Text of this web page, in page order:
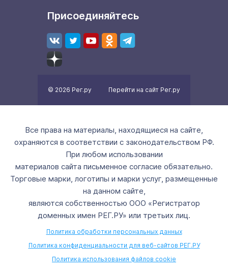
Присоединяйтесь
© 2026 Рег.ру Перейти на сайт Рег.ру
Все права на материалы, находящиеся на сайте,
охраняются в соответствии с законодательством РФ.
При любом использовании
материалов сайта письменное согласие обязательно.
Торговые марки, логотипы и марки услуг, размещенные
на данном сайте,
являются собственностью ООО «Регистратор
доменных имен РЕГ.РУ» или третьих лиц.
Политика обработки персональных данных
Политика конфиденциальности для веб-сайтов РЕГ.РУ
Политика использования файлов cookie